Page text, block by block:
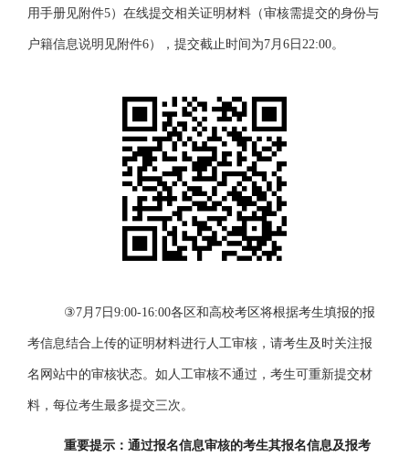
用手册见附件5）在线提交相关证明材料（审核需提交的身份与
户籍信息说明见附件6），提交截止时间为7月 6 日 22:00。
③7月 7 日 9:00-16:00各区和高校考区将根据考生填报的报
考信息结合上传的证明材料进行人工审核，请考生及时关注报
名网站中的审核状态。如 人工审核不通过，考生可重新提交材
料，每位考生最多提交三次。
重要提示： 通过报名信息审核的考生其报名信息及报考